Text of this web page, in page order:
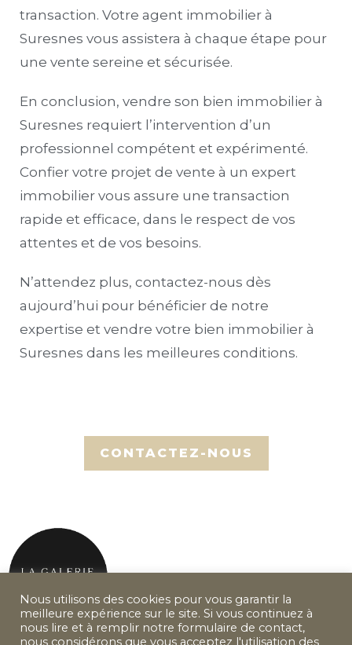
transaction. Votre agent immobilier à
Suresnes vous assistera à chaque étape pour
une vente sereine et sécurisée.
En conclusion, vendre son bien immobilier à
Suresnes requiert l’intervention d’un
professionnel compétent et expérimenté.
Confier votre projet de vente à un expert
immobilier vous assure une transaction
rapide et efficace, dans le respect de vos
attentes et de vos besoins.
N’attendez plus, contactez-nous dès
aujourd’hui pour bénéficier de notre
expertise et vendre votre bien immobilier à
Suresnes dans les meilleures conditions.
Nous utilisons des cookies pour vous garantir la
meilleure expérience sur le site. Si vous continuez à
nous lire et à remplir notre formulaire de contact,
nous considérons que vous acceptez l'utilisation des